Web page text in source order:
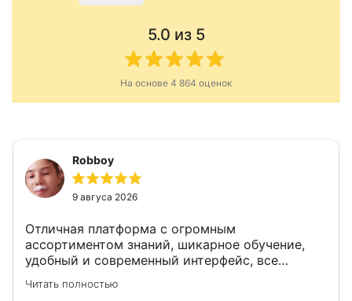
5.0 из 5
На основе 4 864 оценок
Robboy
9 авгуса 2026
Отличная платформа с огромным
ассортиментом знаний, шикарное обучение,
удобный и современный интерфейс, все
текста, и даже вводный курс сделаны так
чтобы любой человек все понял и смог
Читать полностью